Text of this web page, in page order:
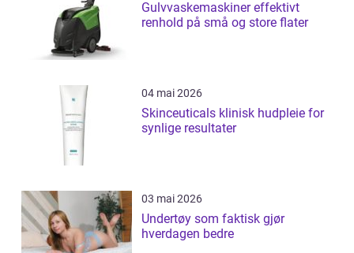
Gulvvaskemaskiner effektivt
renhold på små og store flater
04 mai 2026
Skinceuticals klinisk hudpleie for
synlige resultater
03 mai 2026
Undertøy som faktisk gjør
hverdagen bedre